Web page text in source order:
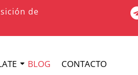
de
BLOG CONTACTO